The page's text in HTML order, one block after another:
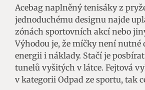
Acebag naplněný tenisáky z
jednoduchému designu najde
zónách sportovních akcí nebo
Výhodou je, že míčky není nutné
energii i náklady. Stačí je
tunelů vyšitých v látce. Fejtová
v kategorii Odpad ze sportu, tak